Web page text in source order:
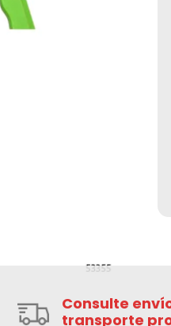
Consulte
transporte